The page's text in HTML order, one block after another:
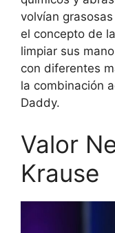
volvían
el concepto de
limpiar sus
con diferentes
la combinación
Daddy.
Valor
Krause